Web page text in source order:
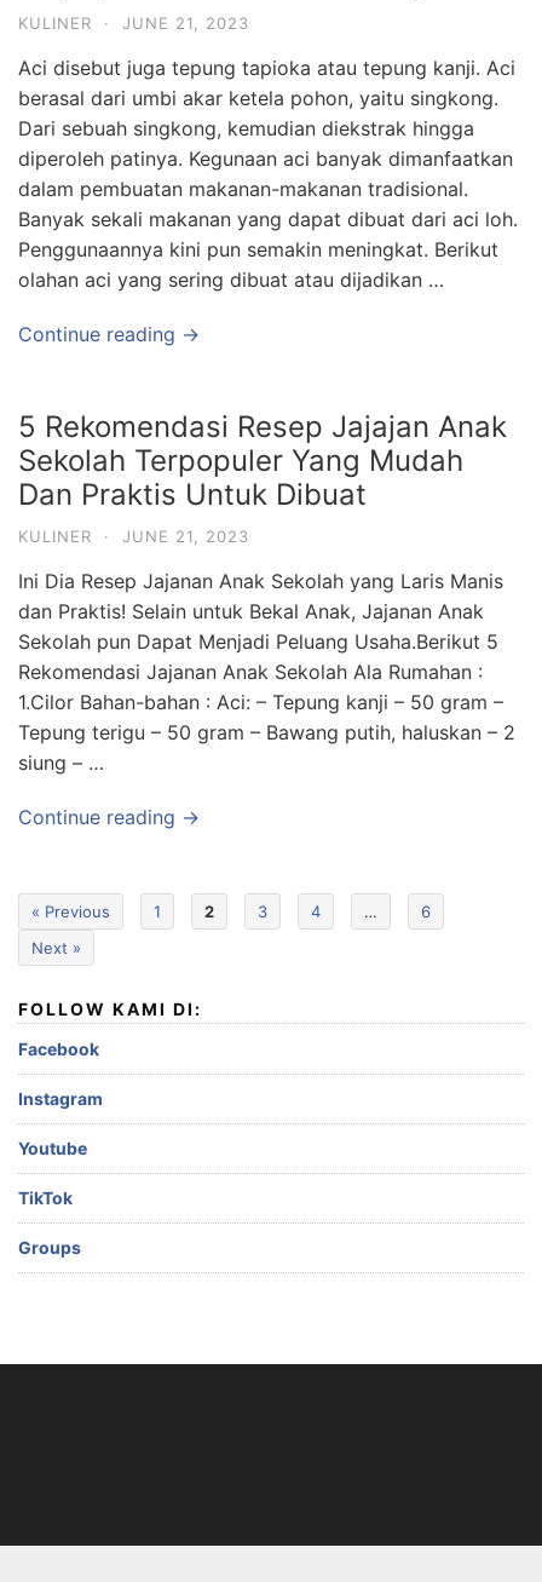
KULINER · JUNE 21, 2023
Aci disebut juga tepung tapioka atau tepung kanji. Aci
berasal dari umbi akar ketela pohon, yaitu singkong.
Dari sebuah singkong, kemudian diekstrak hingga
diperoleh patinya. Kegunaan aci banyak dimanfaatkan
dalam pembuatan makanan-makanan tradisional.
Banyak sekali makanan yang dapat dibuat dari aci loh.
Penggunaannya kini pun semakin meningkat. Berikut
olahan aci yang sering dibuat atau dijadikan …
Continue reading →
5 Rekomendasi Resep Jajajan Anak
Sekolah Terpopuler Yang Mudah
Dan Praktis Untuk Dibuat
KULINER · JUNE 21, 2023
Ini Dia Resep Jajanan Anak Sekolah yang Laris Manis
dan Praktis! Selain untuk Bekal Anak, Jajanan Anak
Sekolah pun Dapat Menjadi Peluang Usaha.Berikut 5
Rekomendasi Jajanan Anak Sekolah Ala Rumahan :
1.Cilor Bahan-bahan : Aci: – Tepung kanji – 50 gram –
Tepung terigu – 50 gram – Bawang putih, haluskan – 2
siung – …
Continue reading →
« Previous 1 2 3 4 …
6
Next »
FOLLOW KAMI DI:
Facebook
Instagram
Youtube
TikTok
Groups